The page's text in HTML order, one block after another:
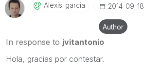
Alexis_garcia ‎2014-09-18
Author
In response to jvitantonio
Hola, gracias por contestar.